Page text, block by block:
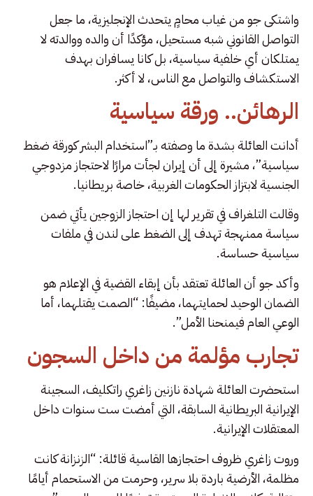
واشتكى جو من غياب محامٍ يتحدث الإنجليزية، ما جعل
التواصل القانوني شبه مستحيل، مؤكدًا أن والده ووالدته لا
يمتلكان أي خلفية سياسية، بل كانا يسافران بهدف
الاستكشاف والتواصل مع الناس، لا أكثر.
الرهائن.. ورقة سياسية
أدانت العائلة بشدة ما وصفته بـ”استخدام البشر كورقة ضغط
سياسية”، مشيرة إلى أن إيران لجأت مرارًا لاحتجاز مزدوجي
الجنسية لابتزاز الحكومات الغربية، خاصة بريطانيا.
وقالت التلغراف في تقرير لها إن احتجاز الزوجين يأتي ضمن
سياسة ممنهجة تهدف إلى الضغط على لندن في ملفات
سياسية حساسة.
وأكد جو أن العائلة تعتقد بأن إبقاء القضية في الإعلام هو
الضمان الوحيد لحمايتهما، مضيفًا: “الصمت يقتلهما، أما
الوعي العام فيمنحنا الأمل”.
تجارب مؤلمة من داخل السجون
استحضرت العائلة شهادة نازنين زاغري راتكليف، السجينة
الإيرانية البريطانية السابقة، التي أمضت ست سنوات داخل
المعتقلات الإيرانية.
وروت زاغري ظروف احتجازها القاسية قائلة: “الزنزانة كانت
مظلمة، الأرضية باردة بلا سرير، وحرمت من الاستحمام أيامًا